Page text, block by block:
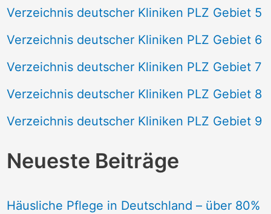
Verzeichnis deutscher Kliniken PLZ Gebiet 5
Verzeichnis deutscher Kliniken PLZ Gebiet 6
Verzeichnis deutscher Kliniken PLZ Gebiet 7
Verzeichnis deutscher Kliniken PLZ Gebiet 8
Verzeichnis deutscher Kliniken PLZ Gebiet 9
Neueste Beiträge
Häusliche Pflege in Deutschland – über 80%